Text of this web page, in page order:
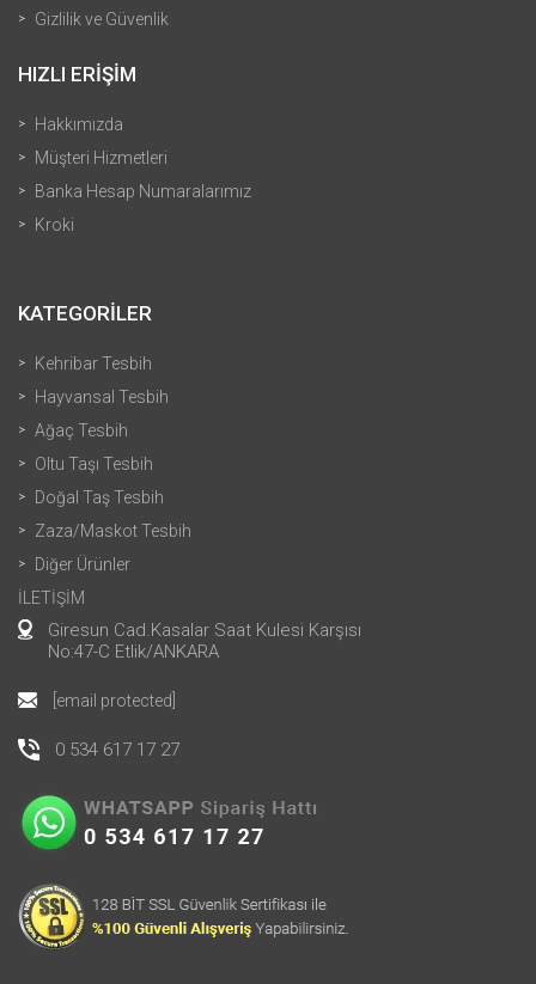
Gizlilik ve Güvenlik
HIZLI ERİŞİM
Hakkımızda
Müşteri Hizmetleri
Banka Hesap Numaralarımız
Kroki
KATEGORİLER
Kehribar Tesbih
Hayvansal Tesbih
Ağaç Tesbih
Oltu Taşı Tesbih
Doğal Taş Tesbih
Zaza/Maskot Tesbih
Diğer Ürünler
İLETİŞİM
Giresun Cad.Kasalar Saat Kulesi Karşısı
No:47-C Etlik/ANKARA
[email protected]
0 534 617 17 27